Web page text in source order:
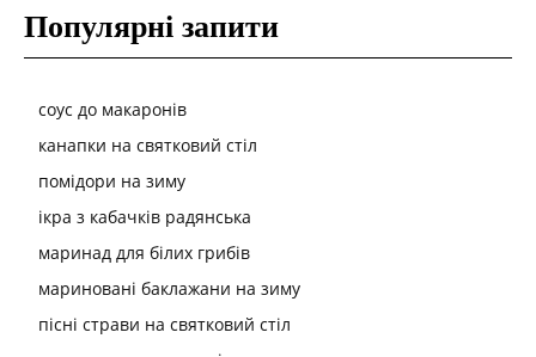
Популярні запити
соус до макаронів
канапки на святковий стіл
помідори на зиму
ікра з кабачків радянська
маринад для білих грибів
мариновані баклажани на зиму
пісні страви на святковий стіл